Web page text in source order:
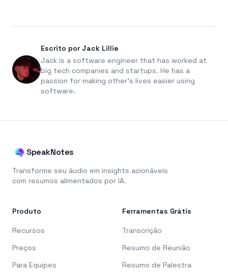
Escrito por Jack Lillie
Jack is a software engineer that has worked at
big tech companies and startups. He has a
passion for making other's lives easier using
software.
SpeakNotes
Transforme seu áudio em insights acionáveis
com resumos alimentados por IA.
Produto
Recursos
Preços
Para Equipes
Ferramentas Grátis
Transcrição
Resumo de Reunião
Resumo de Palestra